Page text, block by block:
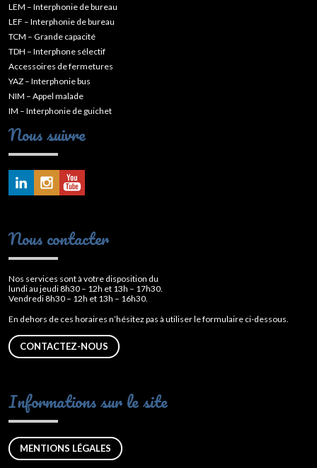
LEM – Interphonie de bureau
LEF – Interphonie de bureau
TCM – Grande capacité
TDH – Interphone sélectif
Accessoires de fermetures
YAZ – Interphonie bus
NIM – Appel malade
IM – Interphonie de guichet
Nous suivre
Nous contacter
Nos services sont à votre disposition du
lundi au jeudi 8h30 – 12h et 13h – 17h30.
Vendredi 8h30 – 12h et 13h – 16h30.
En dehors de ces horaires n’hésitez pas à utiliser le formulaire ci-dessous.
CONTACTEZ-NOUS
Informations sur le site
MENTIONS LÉGALES